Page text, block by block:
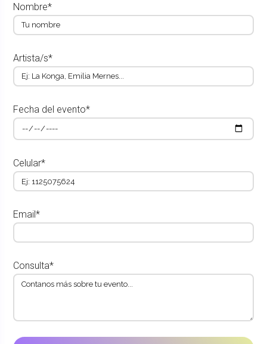
Nombre*
Artista/s*
Fecha del evento*
Celular*
Email*
Consulta*